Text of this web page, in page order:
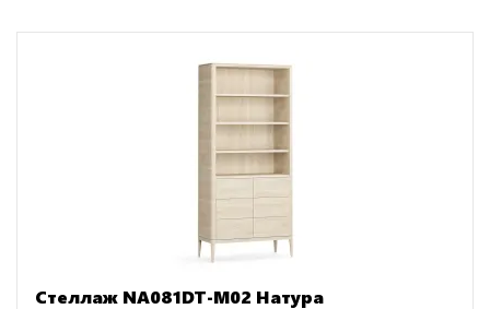
Стеллаж NA081DT-M02 Натура